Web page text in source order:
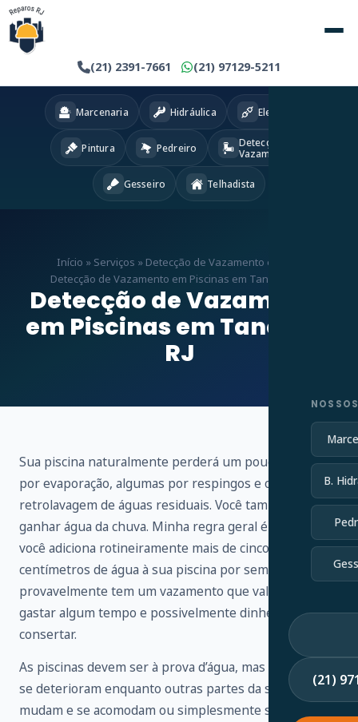
(21) 2391-7661 (21) 97129-5211
B.
(21)
Marcenaria Hidráulica Eletricista
Pintura Pedreiro
Detecção
Vazamentos
Gesseiro Telhadista
Início » Serviços » Detecção de Vazamento em RJ
Detecção de Vazamento em Piscinas em Tanque – RJ
Detecção de Vazamento
em Piscinas em Tanque –
RJ
Sua piscina naturalmente perderá um pouco de água
por evaporação, algumas por respingos e outras por
retrolavagem de águas residuais. Você também vai
ganhar água da chuva. Minha regra geral é que, se
você adiciona rotineiramente mais de cinco
centímetros de água à sua piscina por semana,
provavelmente tem um vazamento que vale a pena
gastar algum tempo e possivelmente dinheiro para
consertar.
As piscinas devem ser à prova d’água, mas os selantes
se deterioram enquanto outras partes da sua piscina
mudam e se acomodam ou simplesmente se